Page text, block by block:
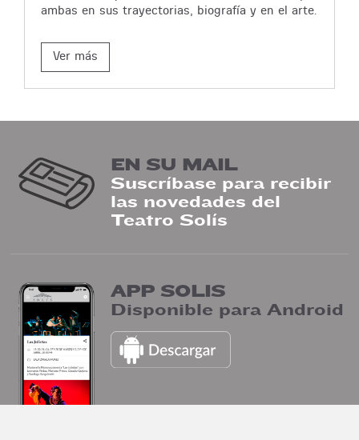
ambas en sus trayectorias, biografía y en el arte.
Ver más
EN SU MAIL
Suscríbase para recibir
las novedades del
Teatro Solís
APP SOLIS
Disponible para Android